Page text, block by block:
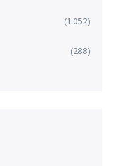
(1.052)
(288)